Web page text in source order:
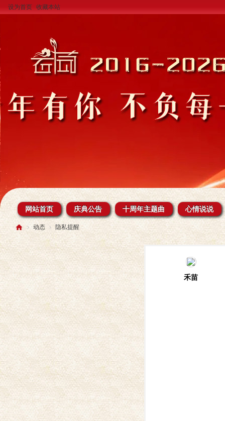
设为首页 收藏本站
网站首页 庆典公告 十周年主题曲 心情说说
云
人
作
› 动态 › 隐私提醒
禾苗